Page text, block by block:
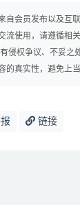
自会员发布以及互
流使用，请遵循相
侵权争议、不妥之
的真实性，避免上当
链接